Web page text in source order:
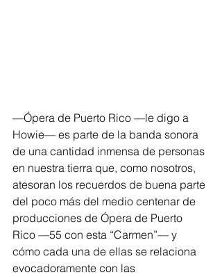
—Ópera de Puerto Rico —le digo a
Howie— es parte de la banda sonora
de una cantidad inmensa de personas
en nuestra tierra que, como nosotros,
atesoran los recuerdos de buena parte
del poco más del medio centenar de
producciones de Ópera de Puerto
Rico —55 con esta “Carmen”— y
cómo cada una de ellas se relaciona
evocadoramente con las